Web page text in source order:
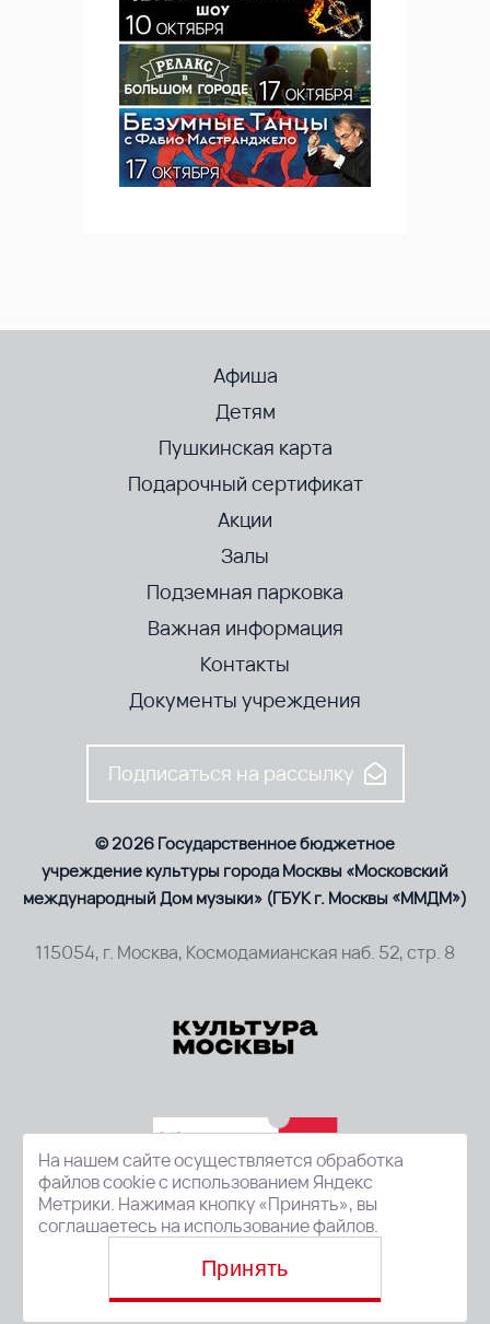
Афиша
Детям
Пушкинская карта
Подарочный сертификат
Акции
Залы
Подземная парковка
Важная информация
Контакты
Документы учреждения
Подписаться на рассылку
© 2026 Государственное бюджетное
учреждение культуры города Москвы «Московский
международный Дом музыки» (ГБУК г. Москвы «ММДМ»)
115054, г. Москва, Космодамианская наб. 52, стр. 8
На нашем сайте осуществляется обработка
файлов cookie с использованием Яндекс
Метрики. Нажимая кнопку «Принять», вы
соглашаетесь на использование файлов.
Принять